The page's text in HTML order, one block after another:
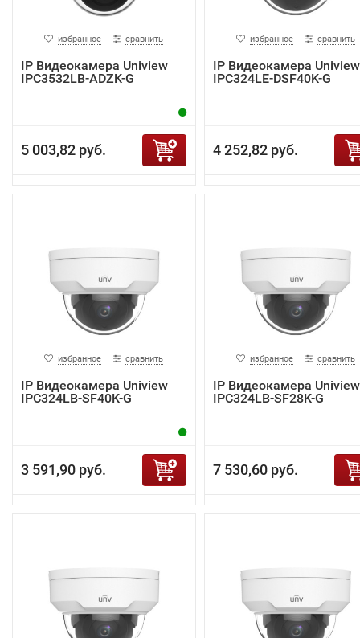
избранное сравнить
IP Видеокамера Uniview
IPC3532LB-ADZK-G
5 003,82 руб.
избранное сравнить
IP Видеокамера Uniview
IPC324LE-DSF40K-G
4 252,82 руб.
избранное сравнить
IP Видеокамера Uniview
IPC324LB-SF40K-G
3 591,90 руб.
избранное сравнить
IP Видеокамера Uniview
IPC324LB-SF28K-G
7 530,60 руб.